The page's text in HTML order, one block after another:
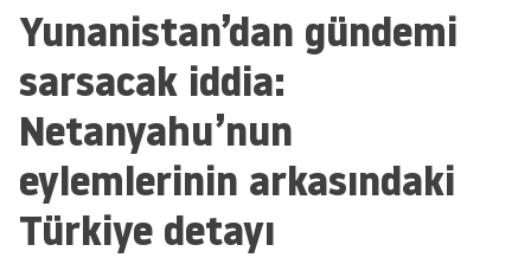
Yunanistan’dan gündemi
sarsacak iddia:
Netanyahu’nun
eylemlerinin arkasındaki
Türkiye detayı